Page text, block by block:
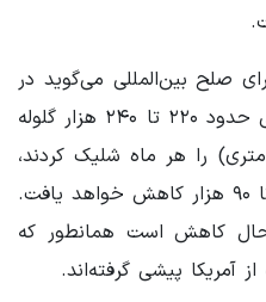
صلح بین‌المللی می‌گوید در
طول تابستان، نیروهای اوکراینی حدود ۲۲۰ تا ۲۴۰ هزار گلوله
(۱۵۲ و ۱۵۵ میلی‌متری) را هر ماه شلیک کردند،
اما این میزان به زودی به ۸۰ تا ۹۰ هزار کاهش خواهد یافت.
حال کاهش است همانطور که
آمریکا پیشی گرفته‌اند.